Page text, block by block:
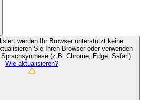
werden Ihr Browser unterstützt keine
Sie Ihren Browser oder verwenden
(z.B. Chrome, Edge, Safari).
Wie aktualisieren?